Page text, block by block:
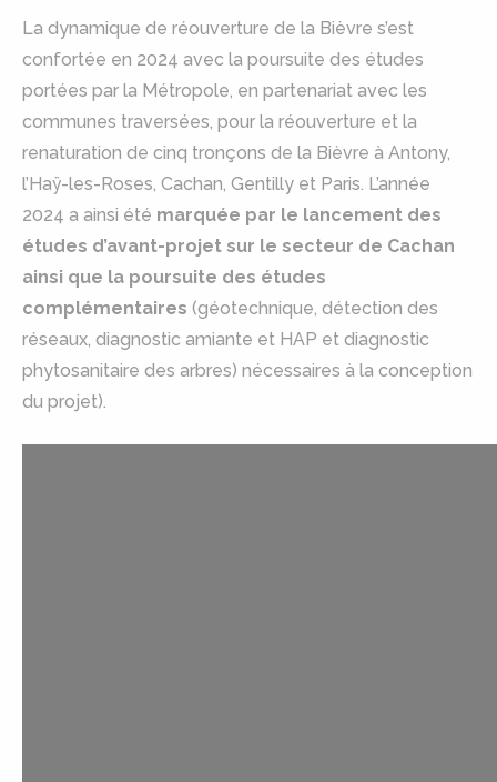
La dynamique de réouverture de la Bièvre s’est
confortée en 2024 avec la poursuite des études
portées par la Métropole, en partenariat avec les
communes traversées, pour la réouverture et la
renaturation de cinq tronçons de la Bièvre à Antony,
l’Haÿ-les-Roses, Cachan, Gentilly et Paris. L’année
2024 a ainsi été marquée par le lancement des
études d’avant-projet sur le secteur de Cachan
ainsi que la poursuite des études
complémentaires (géotechnique, détection des
réseaux, diagnostic amiante et HAP et diagnostic
phytosanitaire des arbres) nécessaires à la conception
du projet).